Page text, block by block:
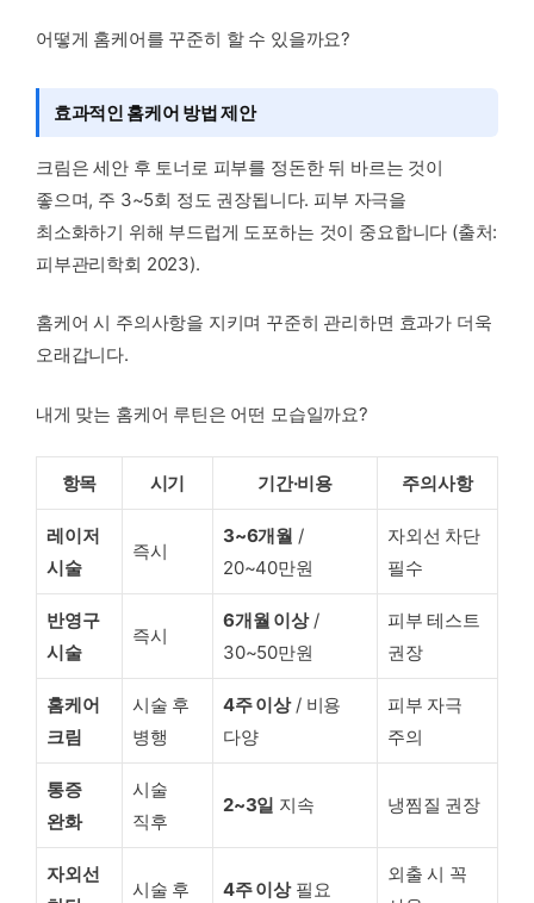
어떻게 홈케어를 꾸준히 할 수 있을까요?
효과적인 홈케어 방법 제안
크림은 세안 후 토너로 피부를 정돈한 뒤 바르는 것이
좋으며, 주 3~5회 정도 권장됩니다. 피부 자극을
최소화하기 위해 부드럽게 도포하는 것이 중요합니다 (출처:
피부관리학회 2023).
홈케어 시 주의사항을 지키며 꾸준히 관리하면 효과가 더욱
오래갑니다.
내게 맞는 홈케어 루틴은 어떤 모습일까요?
항목 시기 기간·비용 주의사항
레이저
시술
즉시
3~6개월 /
20~40만원
자외선 차단
필수
반영구
시술
즉시
6개월 이상/
30~50만원
피부 테스트
권장
홈케어
크림
시술 후
병행
4주 이상/ 비용
다양
피부 자극
주의
통증
완화
시술
직후
2~3일 지속 냉찜질 권장
자외선
시술 후 4주 이상필요
외출 시 꼭